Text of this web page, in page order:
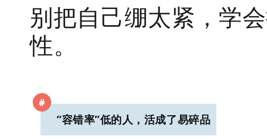
别把自己绷太紧，学
性。
#
“容错率”低的人，活成了易碎品